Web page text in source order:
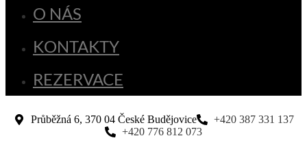
O NÁS
KONTAKTY
REZERVACE
Průběžná 6, 370 04 České Budějovice
+420 387 331 137
+420 776 812 073